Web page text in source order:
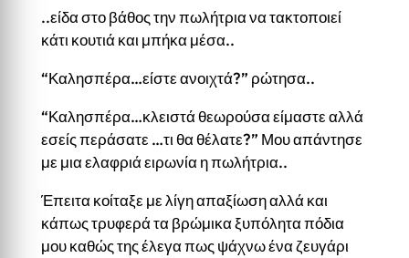
..είδα στο βάθος την πωλήτρια να τακτοποιεί
κάτι κουτιά και μπήκα μέσα..
“Καλησπέρα…είστε ανοιχτά?” ρώτησα..
“Καλησπέρα…κλειστά θεωρούσα είμαστε αλλά
εσείς περάσατε …τι θα θέλατε?” Μου απάντησε
με μια ελαφριά ειρωνία η πωλήτρια..
Έπειτα κοίταξε με λίγη απαξίωση αλλά και
κάπως τρυφερά τα βρώμικα ξυπόλητα πόδια
μου καθώς της έλεγα πως ψάχνω ένα ζευγάρι